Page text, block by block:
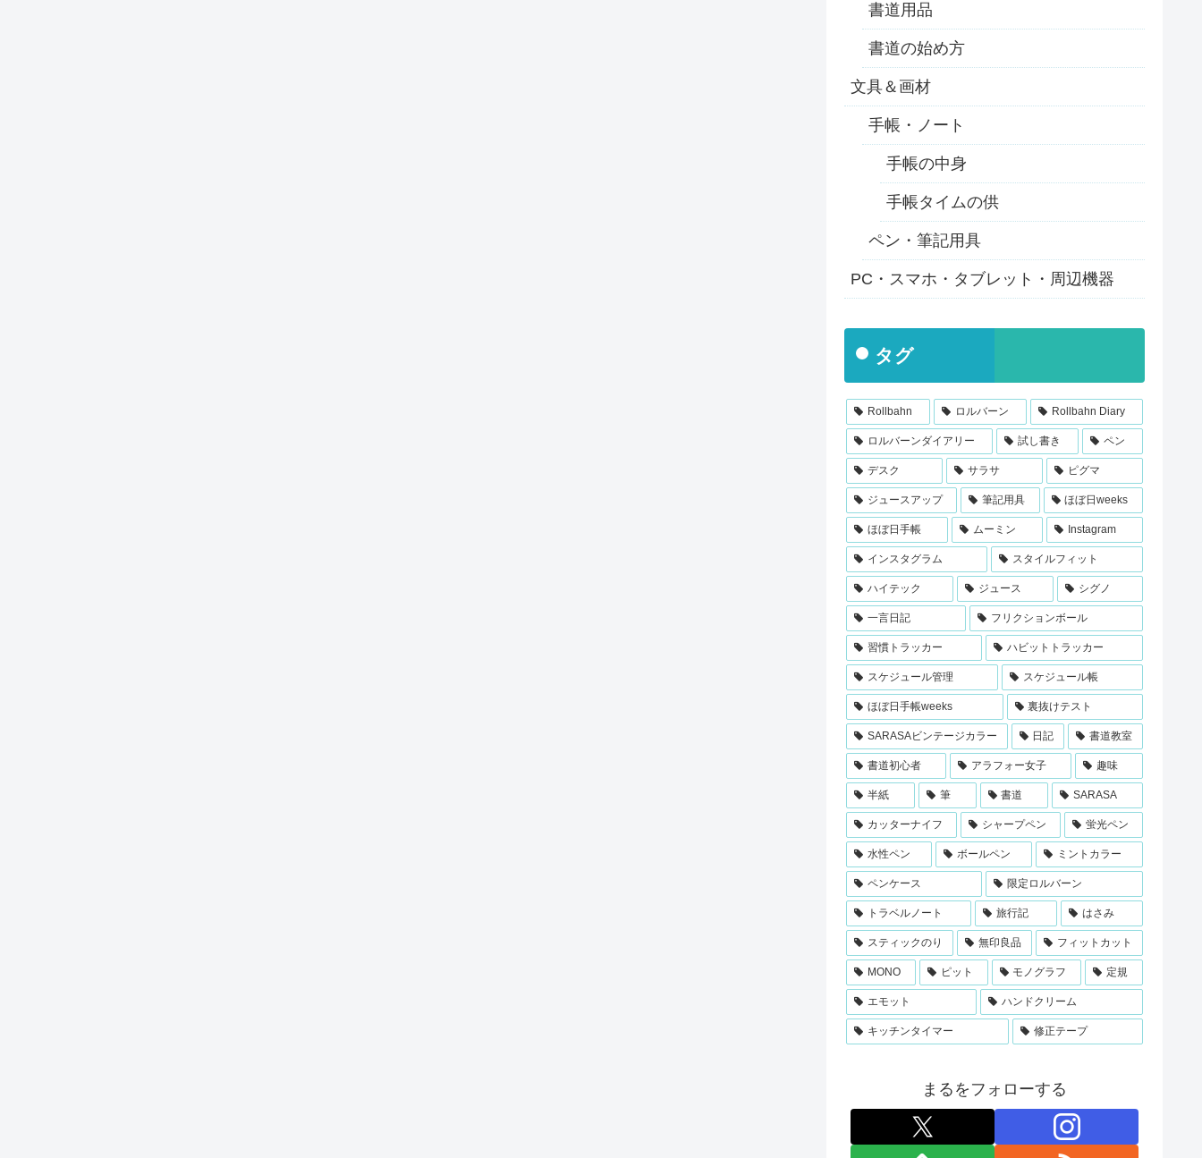
書道用品
書道の始め方
文具＆画材
手帳・ノート
手帳の中身
手帳タイムの供
ペン・筆記用具
PC・スマホ・タブレット・周辺機器
タグ
Rollbahn ロルバーン Rollbahn Diary
ロルバーンダイアリー 試し書き ペン
デスク サラサ ピグマ
ジュースアップ 筆記用具 ほぼ日weeks
ほぼ日手帳 ムーミン Instagram
インスタグラム スタイルフィット
ハイテック ジュース シグノ
一言日記 フリクションボール
習慣トラッカー ハビットトラッカー
スケジュール管理 スケジュール帳
ほぼ日手帳weeks 裏抜けテスト
SARASAビンテージカラー 日記 書道教室
書道初心者 アラフォー女子 趣味
半紙 筆 書道 SARASA
カッターナイフ シャープペン 蛍光ペン
水性ペン ボールペン ミントカラー
ペンケース 限定ロルバーン
トラベルノート 旅行記 はさみ
スティックのり 無印良品 フィットカット
MONO ピット モノグラフ 定規
エモット ハンドクリーム
キッチンタイマー 修正テープ
まるをフォローする